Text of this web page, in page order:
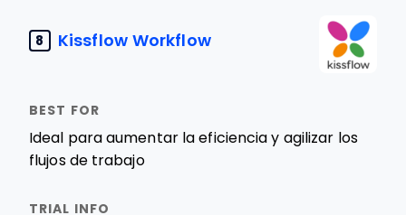
8 Kissflow Workflow
Ideal para aumentar la eficiencia y agilizar los
flujos de trabajo